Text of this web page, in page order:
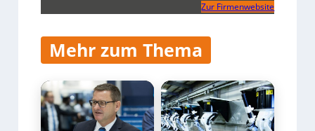
Zur Firmenwebsite
Mehr zum Thema